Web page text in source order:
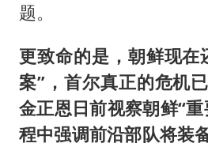
题。
更致命的是，朝鲜现在
案”，首尔真正的危机
金正恩日前视察朝鲜“
程中强调前沿部队将装